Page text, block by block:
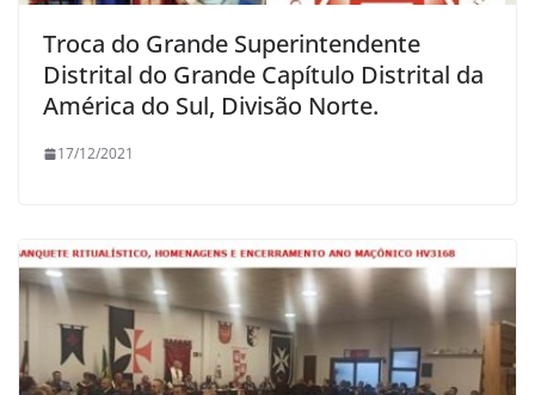
Troca do Grande Superintendente
Distrital do Grande Capítulo Distrital da
América do Sul, Divisão Norte.
17/12/2021